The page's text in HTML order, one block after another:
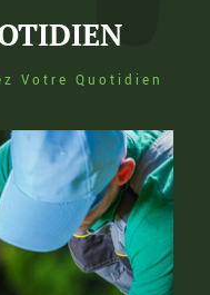
Votre Quotidien